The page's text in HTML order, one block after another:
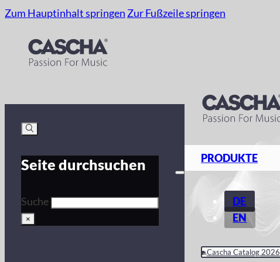
Zum Hauptinhalt springen Zur Fußzeile springen
Seite durchsuchen
Suche
×
PRODUKTE
DE
EN
Cascha Catalog 2026